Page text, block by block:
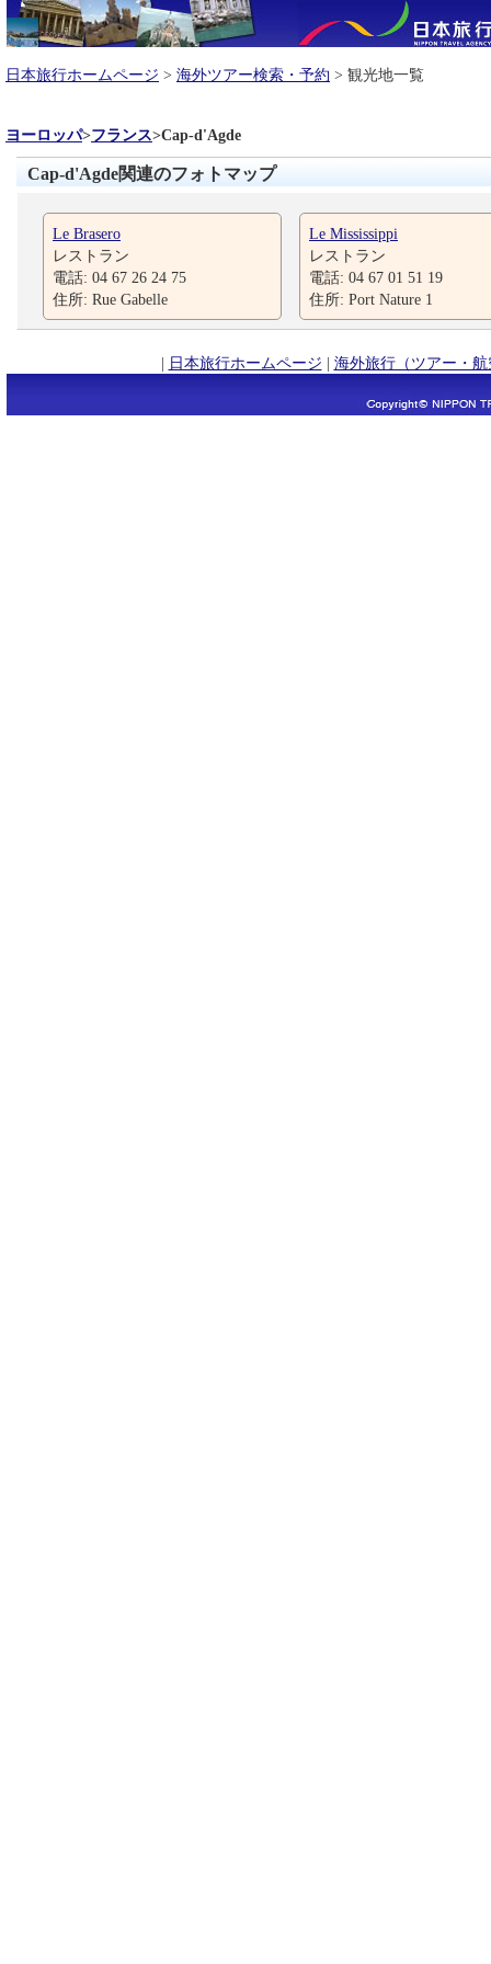
日本旅行ホームページ > 海外ツアー検索・予約 > 観光地一覧
ヨーロッパ>フランス>Cap-d'Agde
Cap-d'Agde関連のフォトマップ
Le Brasero
レストラン
電話: 04 67 26 24 75
住所: Rue Gabelle
Le Mississippi
レストラン
電話: 04 67 01 51 19
住所: Port Nature 1
| 日本旅行ホームページ | 海外旅行（ツアー・航